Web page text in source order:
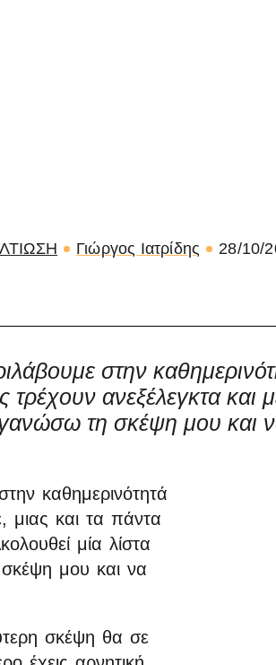
Γιώργος Ιατρίδης 28/10/
στην
ανεξέλεγκτα και
τη σκέψη μου και
καθημερινότητά
μιας και τα πάντα
μία λίστα
μου και να
σκέψη θα σε